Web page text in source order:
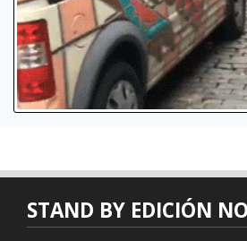
STAND BY EDICIÓN